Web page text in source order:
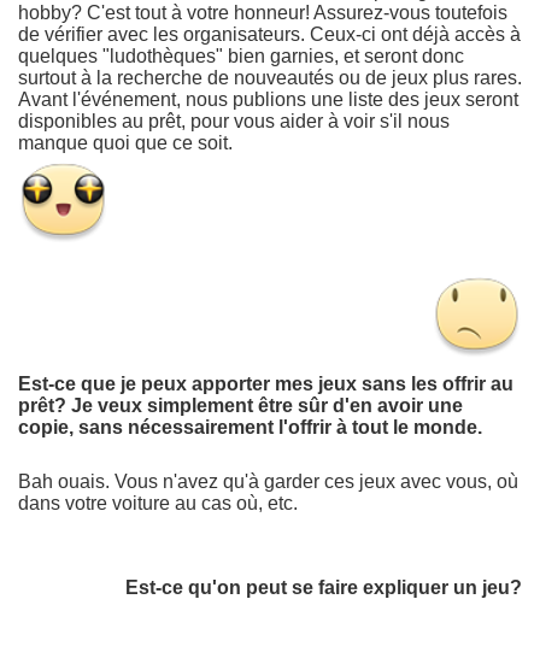
hobby? C'est tout à votre honneur! Assurez-vous toutefois
de vérifier avec les organisateurs. Ceux-ci ont déjà accès à
quelques "ludothèques" bien garnies, et seront donc
surtout à la recherche de nouveautés ou de jeux plus rares.
Avant l'événement, nous publions une liste des jeux seront
disponibles au prêt, pour vous aider à voir s'il nous
manque quoi que ce soit.
Est-ce que je peux apporter mes jeux sans les offrir au
prêt? Je veux simplement être sûr d'en avoir une
copie, sans nécessairement l'offrir à tout le monde.
Bah ouais. Vous n'avez qu'à garder ces jeux avec vous, où
dans votre voiture au cas où, etc.
Est-ce qu'on peut se faire expliquer un jeu?